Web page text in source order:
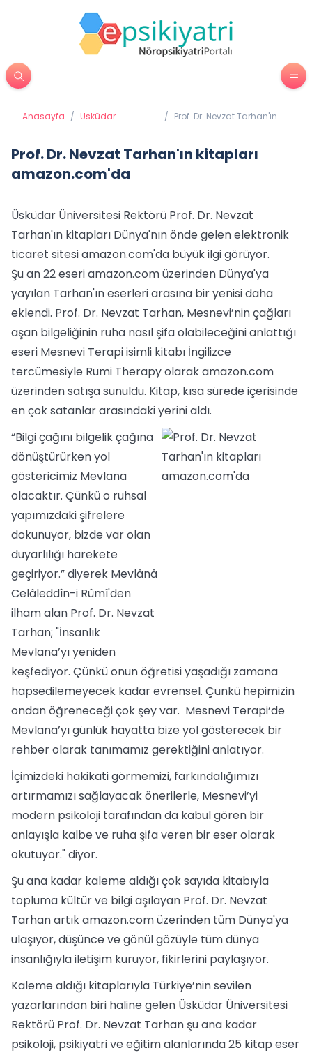
Anasayfa / Üsküdar
/ Prof. Dr. Nevzat Tarhan'ın
Prof. Dr. Nevzat Tarhan'ın kitapları
amazon.com'da
Üsküdar Üniversitesi Rektörü Prof. Dr. Nevzat
Tarhan'ın kitapları Dünya'nın önde gelen elektronik
ticaret sitesi amazon.com'da büyük ilgi görüyor.
Şu an 22 eseri amazon.com üzerinden Dünya'ya
yayılan Tarhan'ın eserleri arasına bir yenisi daha
eklendi. Prof. Dr. Nevzat Tarhan, Mesnevi’nin çağları
aşan bilgeliğinin ruha nasıl şifa olabileceğini anlattığı
eseri Mesnevi Terapi isimli kitabı İngilizce
tercümesiyle Rumi Therapy olarak amazon.com
üzerinden satışa sunuldu. Kitap, kısa sürede içerisinde
en çok satanlar arasındaki yerini aldı.
“Bilgi çağını bilgelik çağına
dönüştürürken yol
göstericimiz Mevlana
olacaktır. Çünkü o ruhsal
yapımızdaki şifrelere
dokunuyor, bizde var olan
duyarlılığı harekete
geçiriyor.” diyerek Mevlânâ
Celâleddîn-i Rûmî'den
ilham alan Prof. Dr. Nevzat
Tarhan; "İnsanlık
Mevlana’yı yeniden
keşfediyor. Çünkü onun öğretisi yaşadığı zamana
hapsedilemeyecek kadar evrensel. Çünkü hepimizin
ondan öğreneceği çok şey var. Mesnevi Terapi’de
Mevlana’yı günlük hayatta bize yol gösterecek bir
rehber olarak tanımamız gerektiğini anlatıyor.
İçimizdeki hakikati görmemizi, farkındalığımızı
artırmamızı sağlayacak önerilerle, Mesnevi’yi
modern psikoloji tarafından da kabul gören bir
anlayışla kalbe ve ruha şifa veren bir eser olarak
okutuyor." diyor.
Şu ana kadar kaleme aldığı çok sayıda kitabıyla
topluma kültür ve bilgi aşılayan Prof. Dr. Nevzat
Tarhan artık amazon.com üzerinden tüm Dünya'ya
ulaşıyor, düşünce ve gönül gözüyle tüm dünya
insanlığıyla iletişim kuruyor, fikirlerini paylaşıyor.
Kaleme aldığı kitaplarıyla Türkiye’nin sevilen
yazarlarından biri haline gelen Üsküdar Üniversitesi
Rektörü Prof. Dr. Nevzat Tarhan şu ana kadar
psikoloji, psikiyatri ve eğitim alanlarında 25 kitap eser